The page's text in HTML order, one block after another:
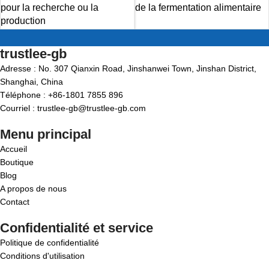
pour la recherche ou la
production
de la fermentation alimentaire
trustlee-gb
Adresse : No. 307 Qianxin Road, Jinshanwei Town, Jinshan District,
Shanghai, China
Téléphone : +86-1801 7855 896
Courriel : trustlee-gb@trustlee-gb.com
Menu principal
Accueil
Boutique
Blog
A propos de nous
Contact
Confidentialité et service
Politique de confidentialité
Conditions d'utilisation